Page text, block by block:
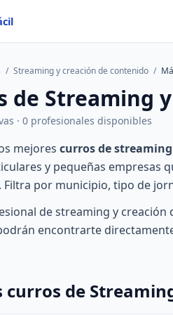
/ Streaming y creación de contenido /
de Streaming
· 0 profesionales disponibles
mejores curros de
y pequeñas empresas
Filtra por municipio, tipo de
de streaming y
encontrarte
curros de